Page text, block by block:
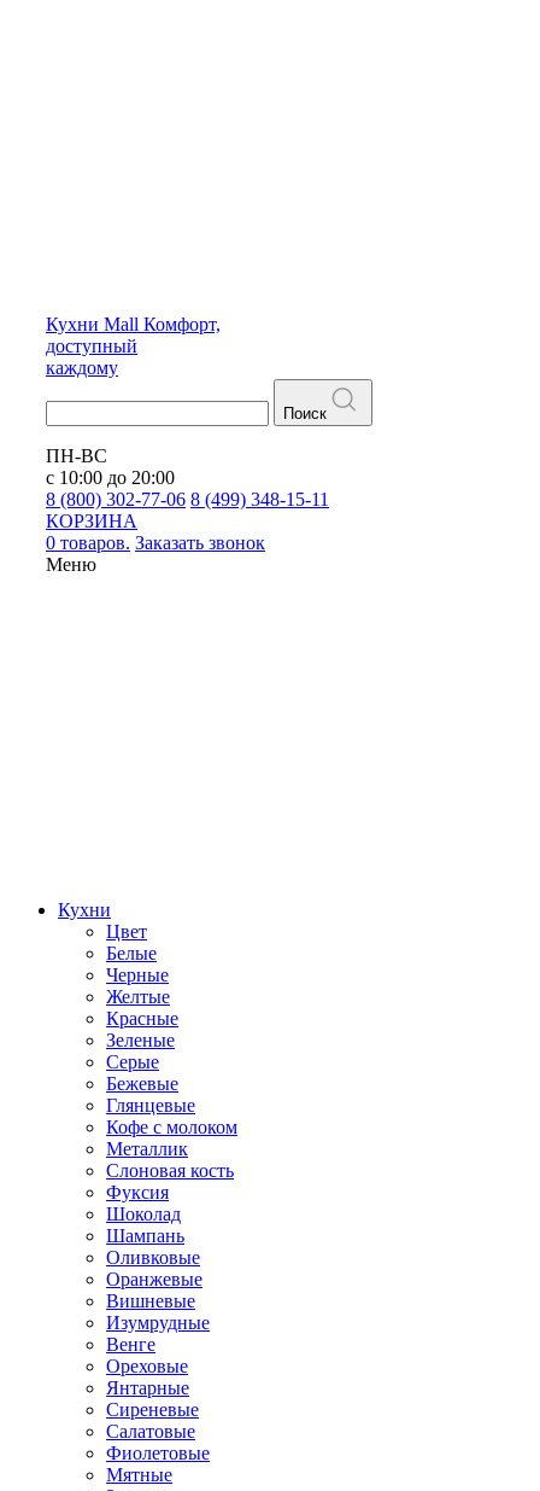
Кухни Mall Комфорт,
доступный
каждому
Поиск
ПН-ВС
с 10:00 до 20:00
8 (800) 302-77-06 8 (499) 348-15-11
КОРЗИНА
0 товаров. Заказать звонок
Меню
Кухни
Цвет
Белые
Черные
Желтые
Красные
Зеленые
Серые
Бежевые
Глянцевые
Кофе с молоком
Металлик
Слоновая кость
Фуксия
Шоколад
Шампань
Оливковые
Оранжевые
Вишневые
Изумрудные
Венге
Ореховые
Янтарные
Сиреневые
Салатовые
Фиолетовые
Мятные